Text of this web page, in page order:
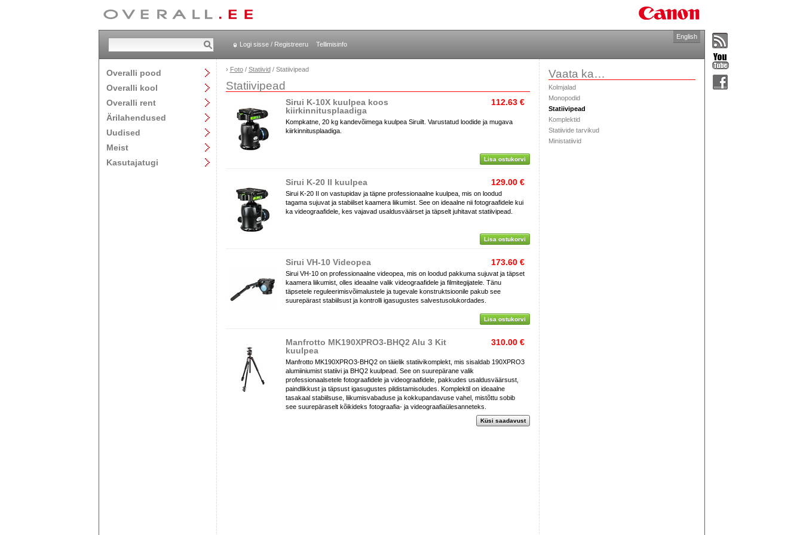
Logi sisse / Registreeru Tellimisinfo
English
Overalli pood
Overalli kool
Overalli rent
Ärilahendused
Uudised
Meist
Kasutajatugi
› Foto/ Statiivid/ Statiivipead
Statiivipead
Sirui K-10X kuulpea koos
kiirkinnitusplaadiga
112.63 €
Kompkatne, 20 kg kandevõimega kuulpea Siruilt. Varustatud loodide ja mugava
kiirkinnitusplaadiga.
Lisa ostukorvi
Sirui K-20 II kuulpea 129.00 €
Sirui K-20 II on vastupidav ja täpne professionaalne kuulpea, mis on loodud
tagama sujuvat ja stabiilset kaamera liikumist. See on ideaalne nii fotograafidele kui
ka videograafidele, kes vajavad usaldusväärset ja täpselt juhitavat statiivipead.
Lisa ostukorvi
Sirui VH-10 Videopea 173.60 €
Sirui VH-10 on professionaalne videopea, mis on loodud pakkuma sujuvat ja täpset
kaamera liikumist, olles ideaalne valik videograafidele ja filmitegijatele. Tänu
täpsetele reguleerimisvõimalustele ja tugevale konstruktsioonile pakub see
suurepärast stabiilsust ja kontrolli igasugustes salvestusolukordades.
Lisa ostukorvi
Manfrotto MK190XPRO3-BHQ2 Alu 3 Kit
kuulpea
310.00 €
Manfrotto MK190XPRO3-BHQ2 on täielik statiivikomplekt, mis sisaldab 190XPRO3
alumiiniumist statiivi ja BHQ2 kuulpead. See on suurepärane valik
professionaalsetele fotograafidele ja videograafidele, pakkudes usaldusväärsust,
paindlikkust ja täpsust igasugustes pildistamisoludes. Komplektil on ideaalne
tasakaal stabiilsuse, liikumisvabaduse ja kokkupandavuse vahel, mistõttu sobib
see suurepäraselt kõikideks fotograafia- ja videograafiaülesanneteks.
Küsi saadavust
Vaata ka…
Kolmjalad
Monopodid
Statiivipead
Komplektid
Statiivide tarvikud
Ministatiivid